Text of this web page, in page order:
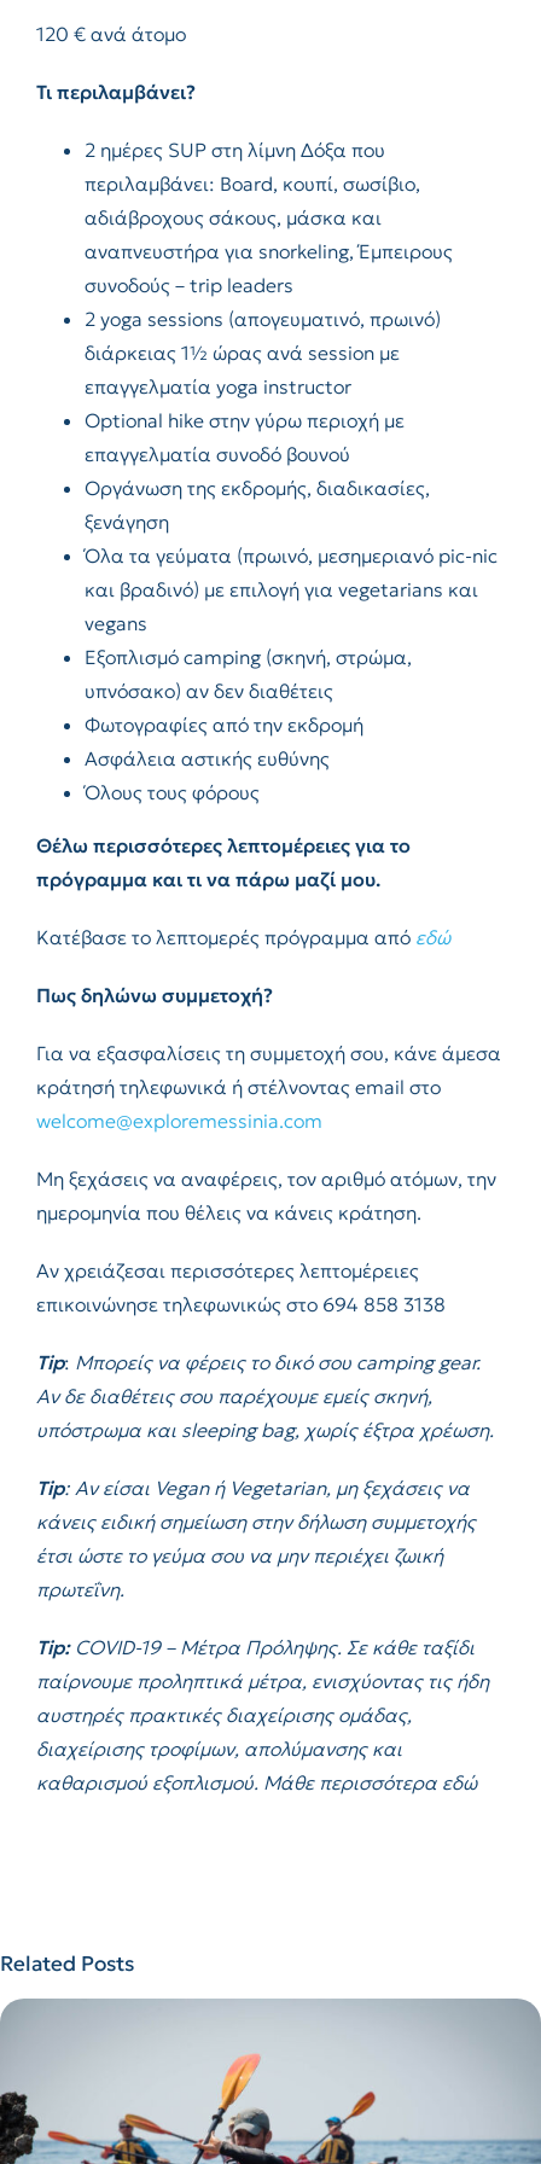
120 € ανά άτομο
Τι περιλαμβάνει?
2 ημέρες SUP στη λίμνη Δόξα που
περιλαμβάνει: Board, κουπί, σωσίβιο,
αδιάβροχους σάκους, μάσκα και
αναπνευστήρα για snorkeling, Έμπειρους
συνοδούς – trip leaders
2 yoga sessions (απογευματινό, πρωινό)
διάρκειας 1½ ώρας ανά session με
επαγγελματία yoga instructor
Optional hike στην γύρω περιοχή με
επαγγελματία συνοδό βουνού
Οργάνωση της εκδρομής, διαδικασίες,
ξενάγηση
Όλα τα γεύματα (πρωινό, μεσημεριανό pic-nic
και βραδινό) με επιλογή για vegetarians και
vegans
Εξοπλισμό camping (σκηνή, στρώμα,
υπνόσακο) αν δεν διαθέτεις
Φωτογραφίες από την εκδρομή
Ασφάλεια αστικής ευθύνης
Όλους τους φόρους
Θέλω περισσότερες λεπτομέρειες για το
πρόγραμμα και τι να πάρω μαζί μου.
Κατέβασε το λεπτομερές πρόγραμμα από εδώ
Πως δηλώνω συμμετοχή?
Για να εξασφαλίσεις τη συμμετοχή σου, κάνε άμεσα
κράτησή τηλεφωνικά ή στέλνοντας email στο
welcome@exploremessinia.com
Μη ξεχάσεις να αναφέρεις, τον αριθμό ατόμων, την
ημερομηνία που θέλεις να κάνεις κράτηση.
Αν χρειάζεσαι περισσότερες λεπτομέρειες
επικοινώνησε τηλεφωνικώς στο 694 858 3138
Tip: Μπορείς να φέρεις το δικό σου camping gear.
Αν δε διαθέτεις σου παρέχουμε εμείς σκηνή,
υπόστρωμα και sleeping bag, χωρίς έξτρα χρέωση.
Τip: Αν είσαι Veganή Vegetarian, μη ξεχάσεις να
κάνεις ειδική σημείωση στην δήλωση συμμετοχής
έτσι ώστε το γεύμα σου να μην περιέχει ζωική
πρωτεΐνη.
Tip:COVID-19 – Μέτρα Πρόληψης. Σε κάθε ταξίδι
παίρνουμε προληπτικά μέτρα, ενισχύοντας τις ήδη
αυστηρές πρακτικές διαχείρισης ομάδας,
διαχείρισης τροφίμων, απολύμανσης και
καθαρισμού εξοπλισμού. Μάθε περισσότερα εδώ
Related Posts